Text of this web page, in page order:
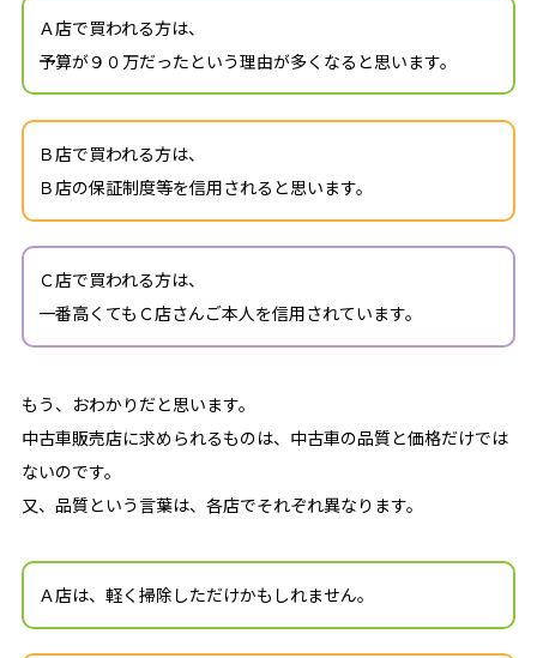
Ａ店で買われる方は、
予算が９０万だったという理由が多くなると思います。
Ｂ店で買われる方は、
Ｂ店の保証制度等を信用されると思います。
Ｃ店で買われる方は、
一番高くてもＣ店さんご本人を信用されています。
もう、おわかりだと思います。
中古車販売店に求められるものは、中古車の品質と価格だけでは
ないのです。
又、品質という言葉は、各店でそれぞれ異なります。
Ａ店は、軽く掃除しただけかもしれません。